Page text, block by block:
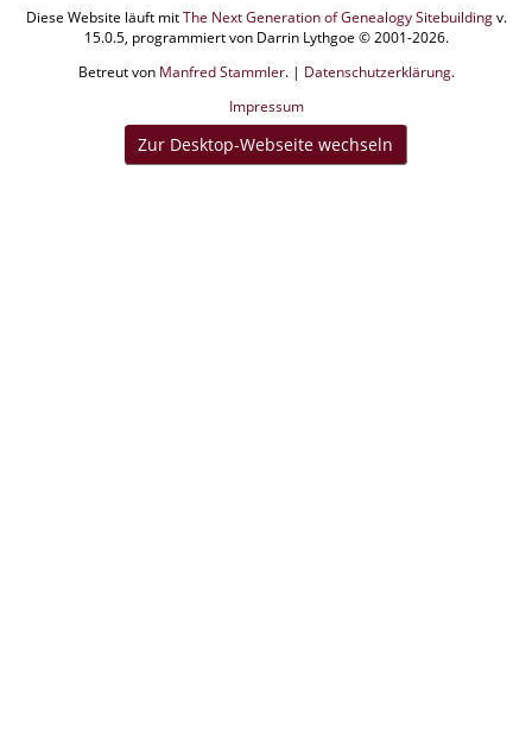
Diese Website läuft mitThe Next Generation of Genealogy Sitebuildingv.
15.0.5, programmiert von Darrin Lythgoe © 2001-2026.
Betreut von Manfred Stammler. | Datenschutzerklärung.
Impressum
Zur Desktop-Webseite wechseln